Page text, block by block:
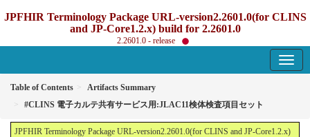
JPFHIR Terminology Package URL-version2.2601.0(for CLINS
and JP-Core1.2.x) build for 2.2601.0
2.2601.0 - release
Table of Contents
Artifacts Summary
#CLINS 電子カルテ共有サービス用:JLAC11検体検査項目セット
JPFHIR Terminology Package URL-version2.2601.0(for CLINS and JP-Core1.2.x)